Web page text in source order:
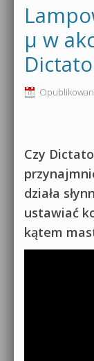
µ w
Czy
działa
ustawiać
kątem